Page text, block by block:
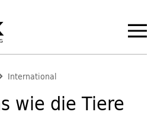
International
wie die Tiere